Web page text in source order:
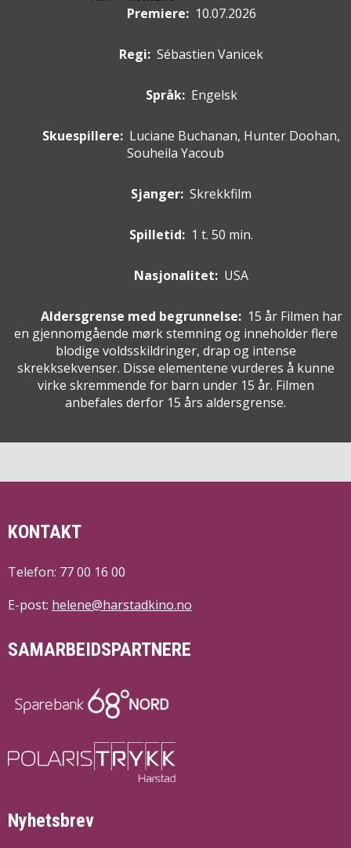
Premiere: 10.07.2026
Regi: Sébastien Vanicek
Språk: Engelsk
Skuespillere: Luciane Buchanan, Hunter Doohan,
Souheila Yacoub
Sjanger: Skrekkfilm
Spilletid: 1 t. 50 min.
Nasjonalitet: USA
Aldersgrense med begrunnelse: 15 år Filmen har
en gjennomgående mørk stemning og inneholder flere
blodige voldsskildringer, drap og intense
skrekksekvenser. Disse elementene vurderes å kunne
virke skremmende for barn under 15 år. Filmen
anbefales derfor 15 års aldersgrense.
KONTAKT
Telefon: 77 00 16 00
E-post: helene@harstadkino.no
SAMARBEIDSPARTNERE
Nyhetsbrev